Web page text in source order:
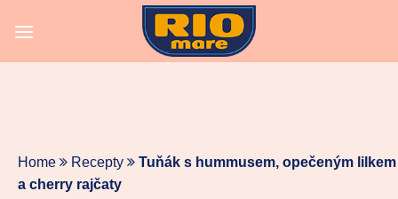
Home Recepty
Tuňák s hummusem, opečeným lilkem
a cherry rajčaty